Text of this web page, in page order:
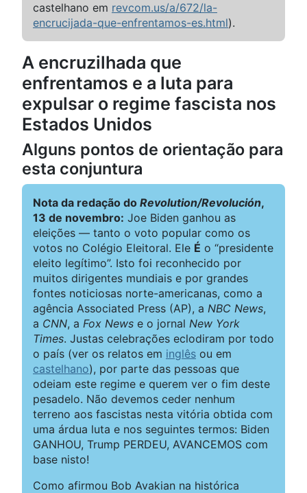
castelhano em revcom.us/a/672/la-
encrucijada-que-enfrentamos-es.html).
A encruzilhada que
enfrentamos e a luta para
expulsar o regime fascista nos
Estados Unidos
Alguns pontos de orientação para
esta conjuntura
Nota da redação do Revolution/Revolución,
13 de novembro: Joe Biden ganhou as
eleições — tanto o voto popular como os
votos no Colégio Eleitoral. Ele É o “presidente
eleito legítimo”. Isto foi reconhecido por
muitos dirigentes mundiais e por grandes
fontes noticiosas norte-americanas, como a
agência Associated Press (AP), a NBC News,
a CNN, a Fox News e o jornal New York
Times. Justas celebrações eclodiram por todo
o país (ver os relatos em inglês ou em
castelhano), por parte das pessoas que
odeiam este regime e querem ver o fim deste
pesadelo. Não devemos ceder nenhum
terreno aos fascistas nesta vitória obtida com
uma árdua luta e nos seguintes termos: Biden
GANHOU, Trump PERDEU, AVANCEMOS com
base nisto!
Como afirmou Bob Avakian na histórica